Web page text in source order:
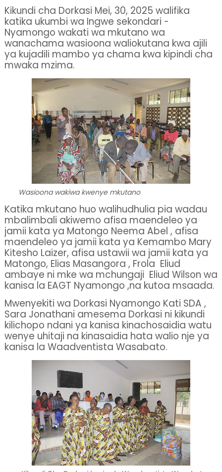
Kikundi cha Dorkasi Mei, 30, 2025 walifika
katika ukumbi wa Ingwe sekondari -
Nyamongo wakati wa mkutano wa
wanachama wasioona waliokutana kwa ajili
ya kujadili mambo ya chama kwa kipindi cha
mwaka mzima.
Wasioona wakiwa kwenye mkutano
Katika mkutano huo walihudhulia pia wadau
mbalimbali akiwemo afisa maendeleo ya
jamii kata ya Matongo Neema Abel , afisa
maendeleo ya jamii kata ya Kemambo Mary
Kitesho Laizer, afisa ustawii wa jamii kata ya
Matongo, Elias Masangora , Frola Eliud
ambaye ni mke wa mchungaji Eliud Wilson wa
kanisa la EAGT Nyamongo ,na kutoa msaada.
Mwenyekiti wa Dorkasi Nyamongo Kati SDA ,
Sara Jonathani amesema Dorkasi ni kikundi
kilichopo ndani ya kanisa kinachosaidia watu
wenye uhitaji na kinasaidia hata walio nje ya
kanisa la Waadventista Wasabato.